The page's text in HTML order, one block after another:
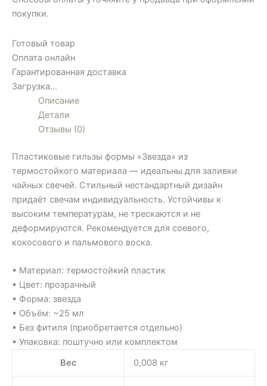
покупки.
Готовый товар
Оплата онлайн
Гарантированная доставка
Загрузка...
Описание
Детали
Отзывы (0)
Пластиковые гильзы формы «Звезда» из
термостойкого материала — идеальны для заливки
чайных свечей. Стильный нестандартный дизайн
придаёт свечам индивидуальность. Устойчивы к
высоким температурам, не трескаются и не
деформируются. Рекомендуется для соевого,
кокосового и пальмового воска.
▪ Материал: термостойкий пластик
▪ Цвет: прозрачный
▪ Форма: звезда
▪ Объём: ~25 мл
▪ Без фитиля (приобретается отдельно)
▪ Упаковка: поштучно или комплектом
Вес
0,008 кг